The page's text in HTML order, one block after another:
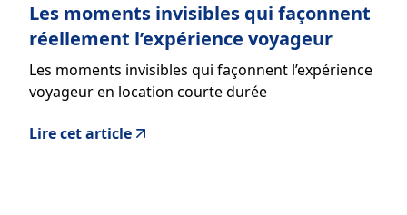
Les moments invisibles qui façonnent
réellement l’expérience voyageur
Les moments invisibles qui façonnent l’expérience
voyageur en location courte durée
Lire cet article